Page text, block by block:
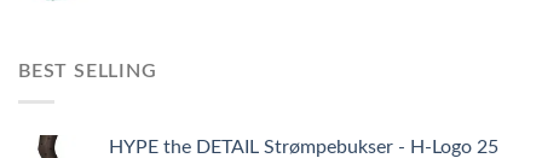
BEST SELLING
HYPE the DETAIL Strømpebukser - H-Logo 25